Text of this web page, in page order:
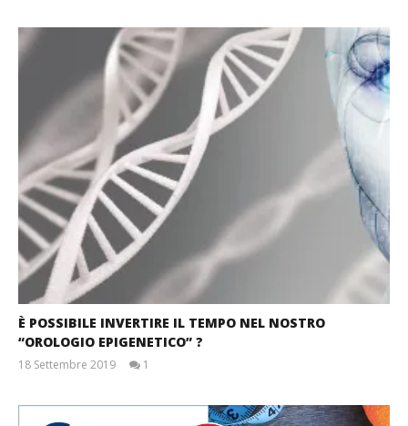
È POSSIBILE INVERTIRE IL TEMPO NEL NOSTRO
“OROLOGIO EPIGENETICO” ?
18 Settembre 2019
1